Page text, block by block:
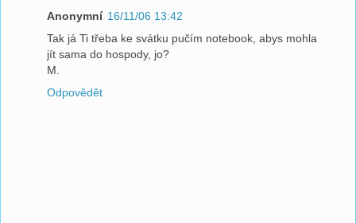
Anonymní 16/11/06 13:42
Tak já Ti třeba ke svátku pučím notebook, abys mohla
jít sama do hospody, jo?
M.
Odpovědět